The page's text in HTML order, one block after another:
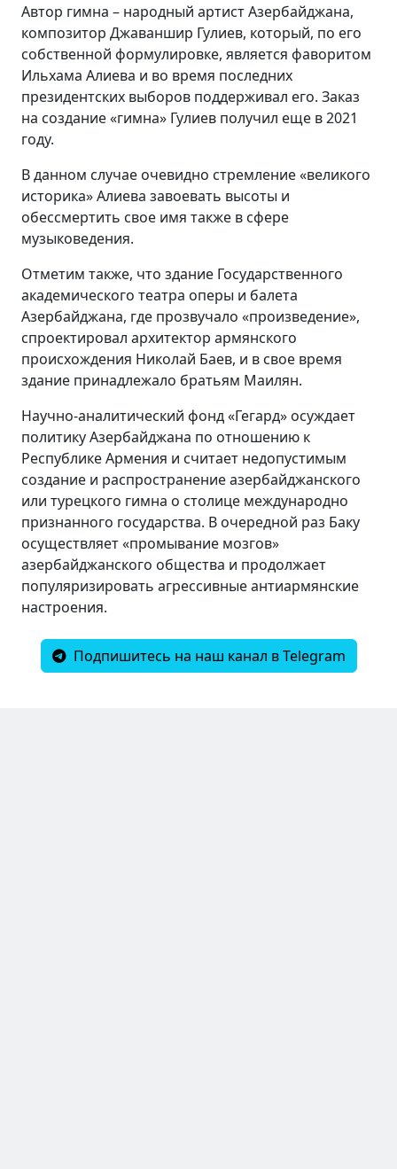
Автор гимна – народный артист Азербайджана,
композитор Джаваншир Гулиев, который, по его
собственной формулировке, является фаворитом
Ильхама Алиева и во время последних
президентских выборов поддерживал его. Заказ
на создание «гимна» Гулиев получил еще в 2021
году.
В данном случае очевидно стремление «великого
историка» Алиева завоевать высоты и
обессмертить свое имя также в сфере
музыковедения.
Отметим также, что здание Государственного
академического театра оперы и балета
Азербайджана, где прозвучало «произведение»,
спроектировал архитектор армянского
происхождения Николай Баев, и в свое время
здание принадлежало братьям Маилян.
Научно-аналитический фонд «Гегард» осуждает
политику Азербайджана по отношению к
Республике Армения и считает недопустимым
создание и распространение азербайджанского
или турецкого гимна о столице международно
признанного государства. В очередной раз Баку
осуществляет «промывание мозгов»
азербайджанского общества и продолжает
популяризировать агрессивные антиармянские
настроения.
Подпишитесь на наш канал в Telegram